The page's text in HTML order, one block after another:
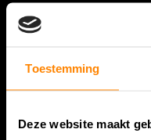
Toestemming
Deze website maakt